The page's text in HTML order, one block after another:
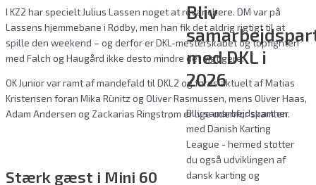
Bliv
med DKL i
2026
Bliv samarbejdspartner
med Danish Karting
League - hermed støtter
du også udviklingen af
dansk karting og
I KZ2 har specielt Julius Lassen noget at revanchere. DM var på
Lassens hjemmebane i Rødby, men han fik det aldrig rigtigt til at
spille den weekend – og derfor er DKL-mesterskabet og topfighten
med Falch og Haugård ikke desto mindre dét vigtigere.
OK Junior var ramt af mandefald til DKL2 og føres aktuelt af Matias
Kristensen foran Mika Rünitz og Oliver Rasmussen, mens Oliver Haas,
Adam Andersen og Zackarias Ringstrøm er lige udenfor skamlen.
Stærk gæst i Mini 60